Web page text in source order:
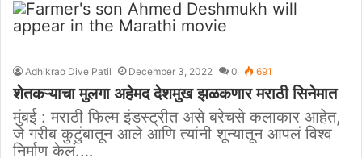
Adhikrao Dive Patil December 3, 2022 0 691
शेतकऱ्याचा मुलगा अहेमद देशमुख झळकणार मराठी सिनेमात
मुंबई : मराठी फिल्म इंडस्ट्रीत असे बरेचसे कलाकार आहेत,
जे गरीब कुटुंबातून आले आणि त्यांनी शून्यातून आपलं विश्व
निर्माण केलं.…